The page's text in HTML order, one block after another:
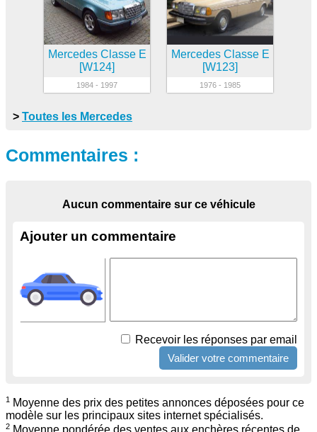
Mercedes Classe E
[W124]
1984 - 1997
Mercedes Classe E
[W123]
1976 - 1985
> Toutes les Mercedes
Commentaires :
Aucun commentaire sur ce véhicule
Ajouter un commentaire
Recevoir les réponses par email
1
Moyenne des prix des petites annonces déposées pour ce
modèle sur les principaux sites internet spécialisés.
2